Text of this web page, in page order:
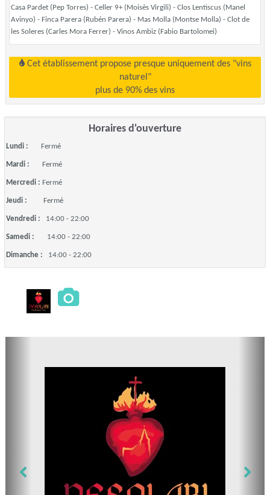
Casa Pardet (Pep Torres) - Celler 9+ (Moisès Virgili) - Clos Lentiscus (Manel
Avinyo) - Finca Parera (Rubén Parera) - Mas Molla (Montse Molla) - Clot de
les Soleres (Carles Mora Ferrer) - Vinos Ambiz (Fabio Bartolomei)
Cet établissement propose presque uniquement des "vins
naturel"
plus de 90% des vins
Horaires d'ouverture
Lundi : Fermé
Mardi : Fermé
Mercredi : Fermé
Jeudi : Fermé
Vendredi : 14:00 - 22:00
Samedi : 14:00 - 22:00
Dimanche : 14:00 - 22:00